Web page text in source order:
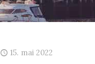
15. mai 2022